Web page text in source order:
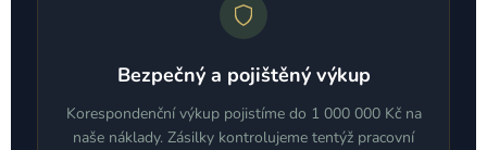
Bezpečný a pojištěný výkup
Korespondenční výkup pojistíme do 1 000 000 Kč na
naše náklady. Zásilky kontrolujeme tentýž pracovní